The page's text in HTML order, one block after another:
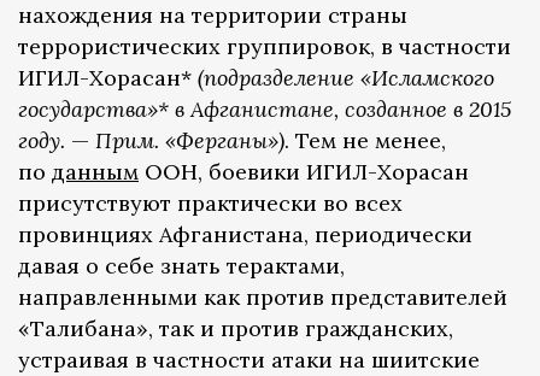
нахождения на территории страны
террористических группировок, в частности
ИГИЛ-Хорасан* (подразделение «Исламского
государства»* в Афганистане, созданное в 2015
году. — Прим. «Ферганы»). Тем не менее,
по данным ООН, боевики ИГИЛ-Хорасан
присутствуют практически во всех
провинциях Афганистана, периодически
давая о себе знать терактами,
направленными как против представителей
«Талибана», так и против гражданских,
устраивая в частности атаки на шиитские